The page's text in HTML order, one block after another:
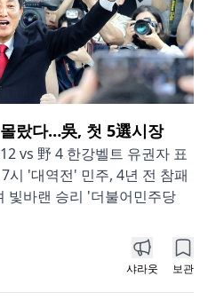
랐다…吳, 첫 5選시장
vs 野 4 한강벨트 유권자 표
시 '대역전' 민주, 4년 전 참패
빛바랜 승리 '더불어민주당
샤라웃 보관